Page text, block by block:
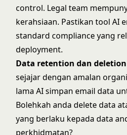
control. Legal team
kerahsiaan. Pastikan tool AI
standard compliance yang
deployment.
Data retention dan deletion
sejajar dengan amalan
lama AI simpan email data
Bolehkah anda delete data
yang berlaku kepada data
perkhidmatan?